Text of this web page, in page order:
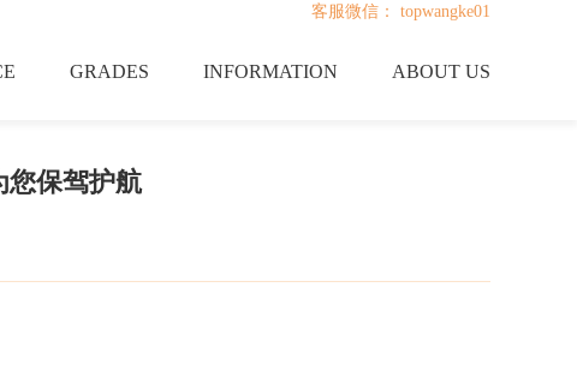
客服微信： topwangke01
GRADES INFORMATION ABOUT US
您保驾护航